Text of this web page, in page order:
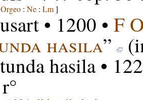
Orgeo: Ne: Lm]
• 1200 • F
hasila”
hasila•